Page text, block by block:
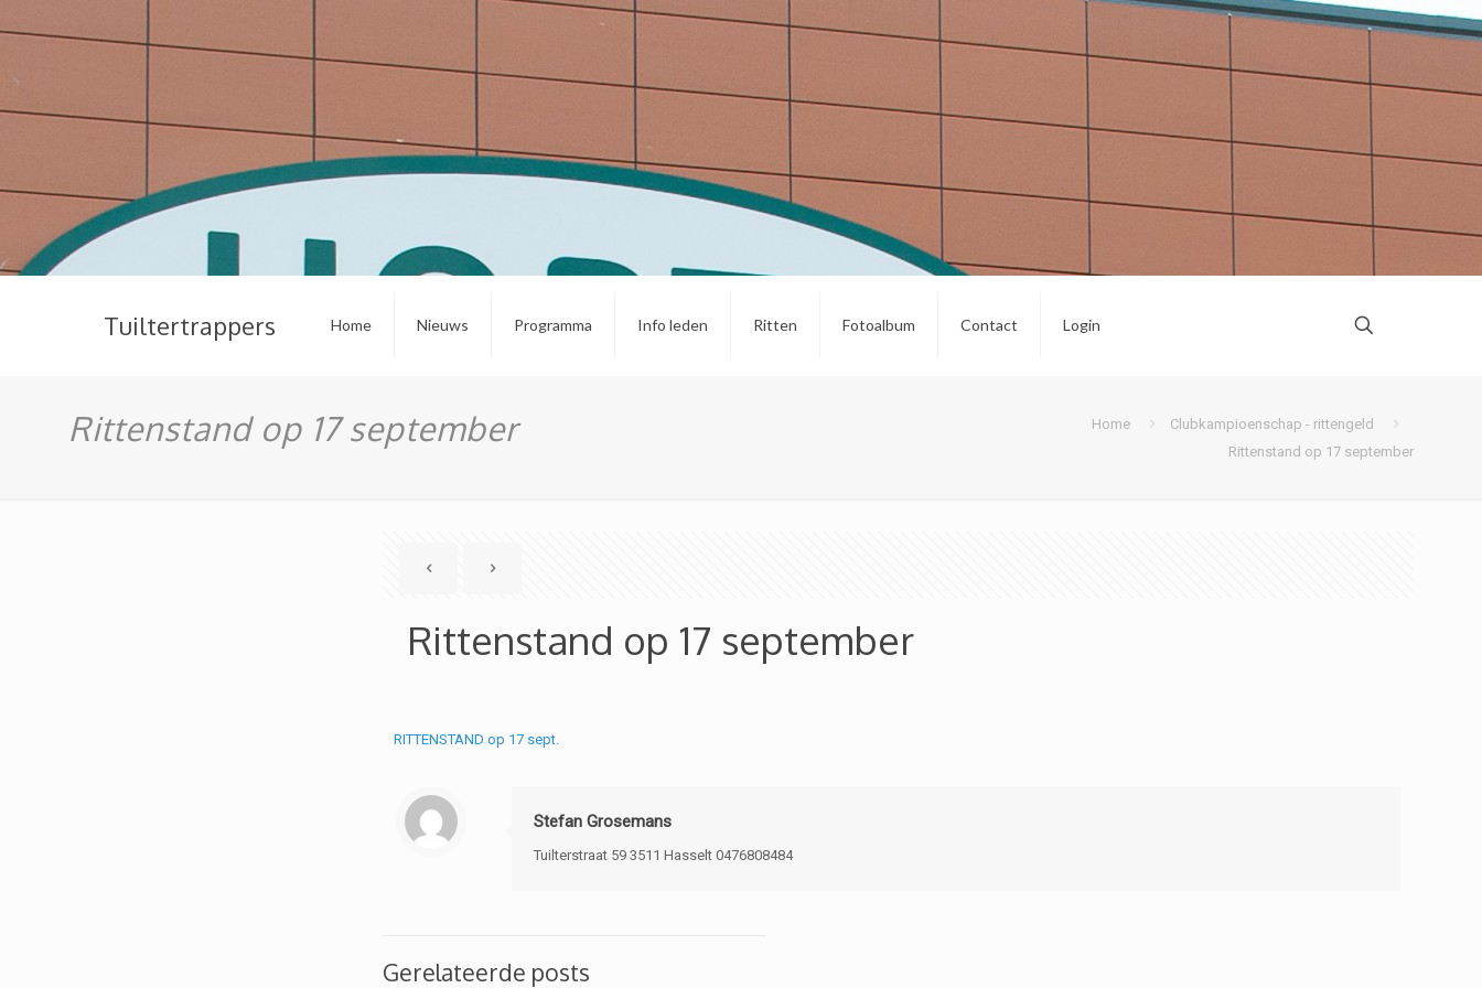
Tuiltertrappers Home Nieuws Programma Info leden Ritten Fotoalbum Contact Login
Rittenstand op 17 september Home
Clubkampioenschap - rittengeld
Rittenstand op 17 september
Rittenstand op 17 september
RITTENSTAND op 17 sept.
Stefan Grosemans
Tuilterstraat 59 3511 Hasselt 0476808484
Gerelateerde posts